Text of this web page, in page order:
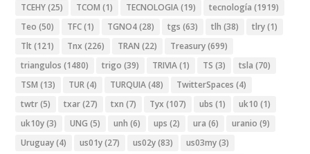
TCEHY(25) TCOM (1) TECNOLOGIA(19) tecnología (1919)
Teo (50) TFC(1) TGNO4(28) tgs (63) tlh (38) tlry(1)
Tlt (121) Tnx (226) TRAN (22) Treasury(699)
triangulos (1480) trigo (39) TRIVIA(1) TS (3) tsla (70)
TSM (13) TUR(4) TURQUIA(48) TwitterSpaces (4)
twtr(5) txar(27) txn (7) Tyx (107) ubs (1) uk10 (1)
uk10y(3) UNG (5) unh (6) ups (2) ura (6) uranio (9)
Uruguay(4) us01y(27) us02y(83) us03my(3)